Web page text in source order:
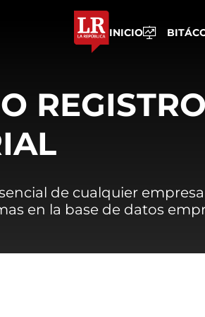
INICIO
de cualquier
en la base de datos